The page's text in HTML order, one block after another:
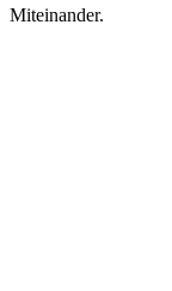
Miteinander.